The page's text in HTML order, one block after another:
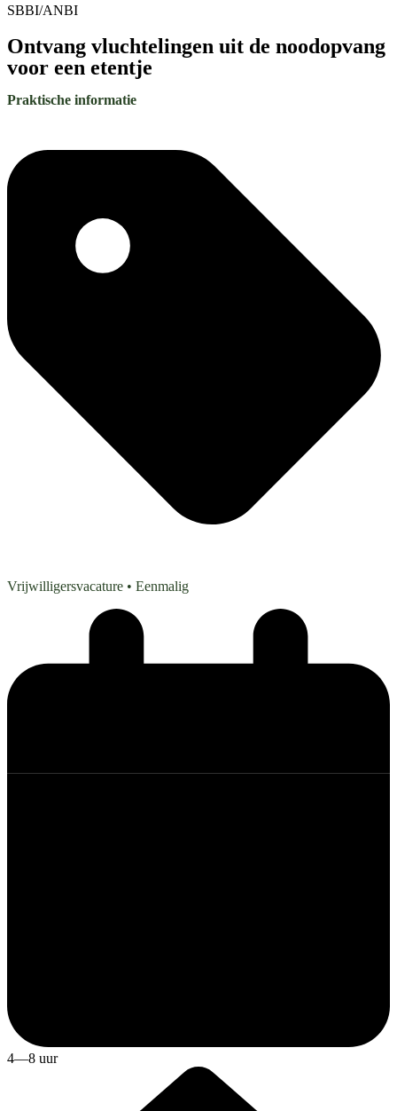
SBBI/ANBI
Ontvang vluchtelingen uit de noodopvang
voor een etentje
Praktische informatie
Vrijwilligersvacature • Eenmalig
4—8 uur